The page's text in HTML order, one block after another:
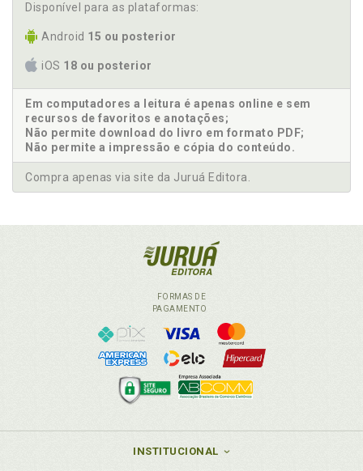
Disponível para as plataformas:
Android 15 ou posterior
iOS 18 ou posterior
Em computadores a leitura é apenas online e sem
recursos de favoritos e anotações;
Não permite download do livro em formato PDF;
Não permite a impressão e cópia do conteúdo.
Compra apenas via site da Juruá Editora.
FORMAS DE
PAGAMENTO
INSTITUCIONAL